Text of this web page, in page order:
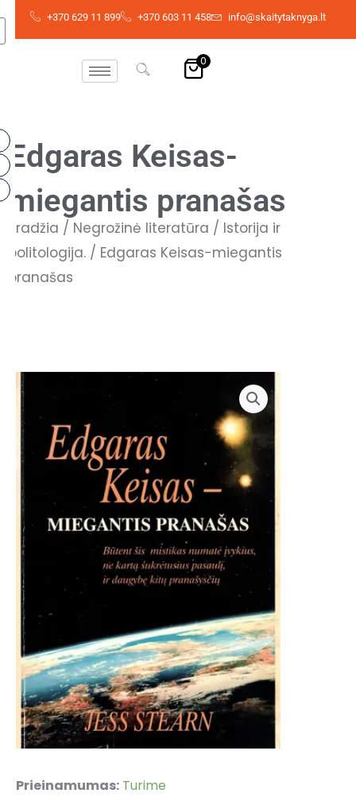
Pereiti
+370 629 11 899 +370 603 11 458 info@skaitytaknyga.lt
0
Edgaras Keisas-
miegantis pranašas
Pradžia / Negrožinė literatūra / Istorija ir
politologija. / Edgaras Keisas-miegantis
pranašas
Prieinamumas: Turime
produkto